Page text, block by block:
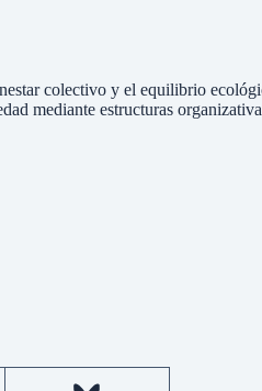
colectivo y el equilibrio
mediante estructuras